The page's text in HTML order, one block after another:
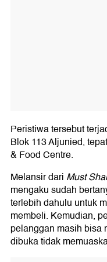
Peristiwa tersebut
Blok 113 Aljunied,
& Food Centre.
Melansir dari Must
mengaku sudah
terlebih dahulu untuk
membeli. Kemudian,
pelanggan masih bisa
dibuka tidak